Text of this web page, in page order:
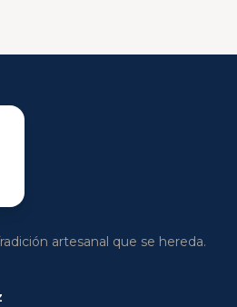
artesanal que se hereda.